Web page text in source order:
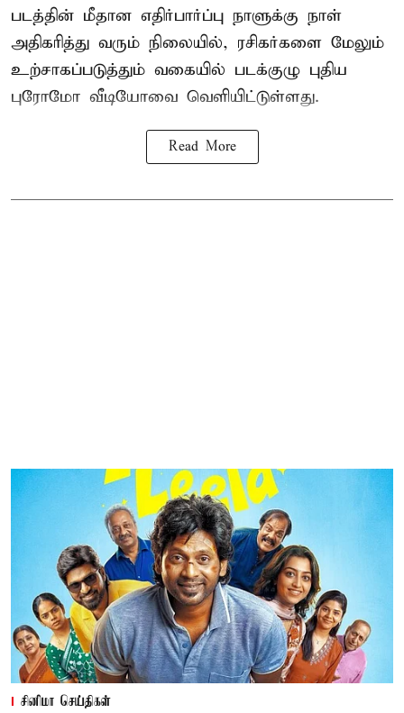
படத்தின் மீதான எதிர்பார்ப்பு நாளுக்கு நாள்
அதிகரித்து வரும் நிலையில், ரசிகர்களை மேலும்
உற்சாகப்படுத்தும் வகையில் படக்குழு புதிய
புரோமோ வீடியோவை வெளியிட்டுள்ளது.
Read More
சினிமா செய்திகள்